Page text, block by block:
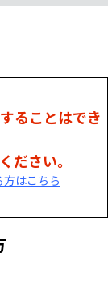
ることはでき
ださい。
はこちら